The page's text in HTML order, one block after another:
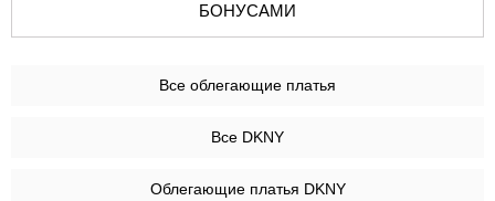
БОНУСАМИ
Все облегающие платья
Все DKNY
Облегающие платья DKNY